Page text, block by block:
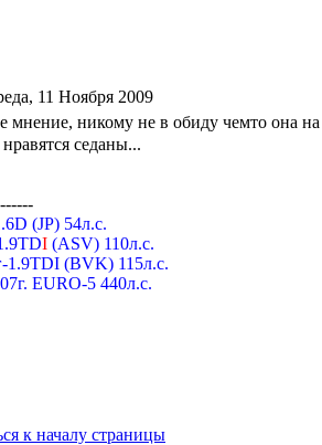
11 Ноября 2009
мнение, никому не в обиду чемто она
седаны...
(JP) 54л.с.
I (ASV) 110л.с.
1.9TDI (BVK) 115л.с.
EURO-5 440л.с.